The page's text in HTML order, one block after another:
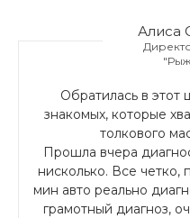
Алиса
Обратилась в этот
знакомых, которые
толкового
Прошла вчера
нисколько. Все четко,
мин авто реально
грамотный диагноз,